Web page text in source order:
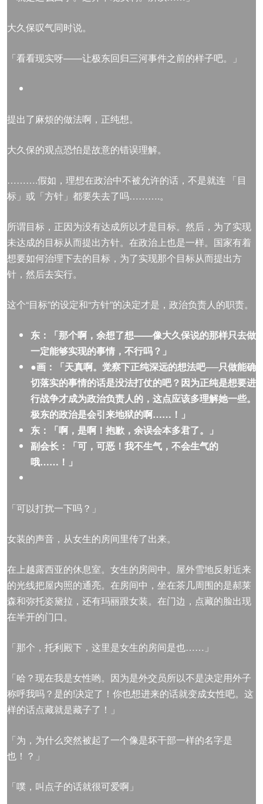
大久保叹气同时说。
「看看现实呀——让极东回归三河事件之前的样子吧。」
提出了麻烦的做法啊，正纯想。
大久保的观点恐怕是故意的错误理解。
……….假如，理想在政治中不被允许的话，不是就连 「目
标」或「方针」都要失去了吗……….。
所谓目标，正因为没有达成所以才是目标。然后，为了实现
未达成的目标从而提出方针。在政治上也是一样。国家有着
想要如何治理下去的目标，为了实现那个目标从而提出方
针，然后去实行。
这个“目标”的设定和“方针”的决定才是，政治负责人的职责。
东：「那个啊，余想了想——像大久保说的那样只去做
一定能够实现的事情，不行吗？」
●画 ：「天真啊。 觉察下正纯深远的想法吧──只做能确
切落实的事情的话是没法打仗的吧？因为正纯是想要进
行战争才成为政治负责人的，这点应该多理解她一些。
极东的政治是会引来地狱的啊……！」
东：「啊，是啊！抱歉，余误会本多君了。」
副会长：「可，可恶！我不生气，不会生气的
哦……！」
「可以打扰一下吗？」
女装的声音，从女生的房间里传了出来。
在上越露西亚的休息室。女生的房间中。屋外雪地反射近来
的光线把屋内照的通亮。在房间中，坐在茶几周围的是郝莱
森和弥托姿黛拉，还有玛丽跟女装。在门边，点藏的脸出现
在半开的门口。
「那个，托利殿下，这里是女生的房间是也……」
「哈？现在我是女性哟。因为是外交员所以不是决定用外子
称呼我吗？是的!决定了！你也想进来的话就变成女性吧。这
样的话点藏就是藏子了！」
「为，为什么突然被起了一个像是坏干部一样的名字是
也！？」
「噗，叫点子的话就很可爱啊」